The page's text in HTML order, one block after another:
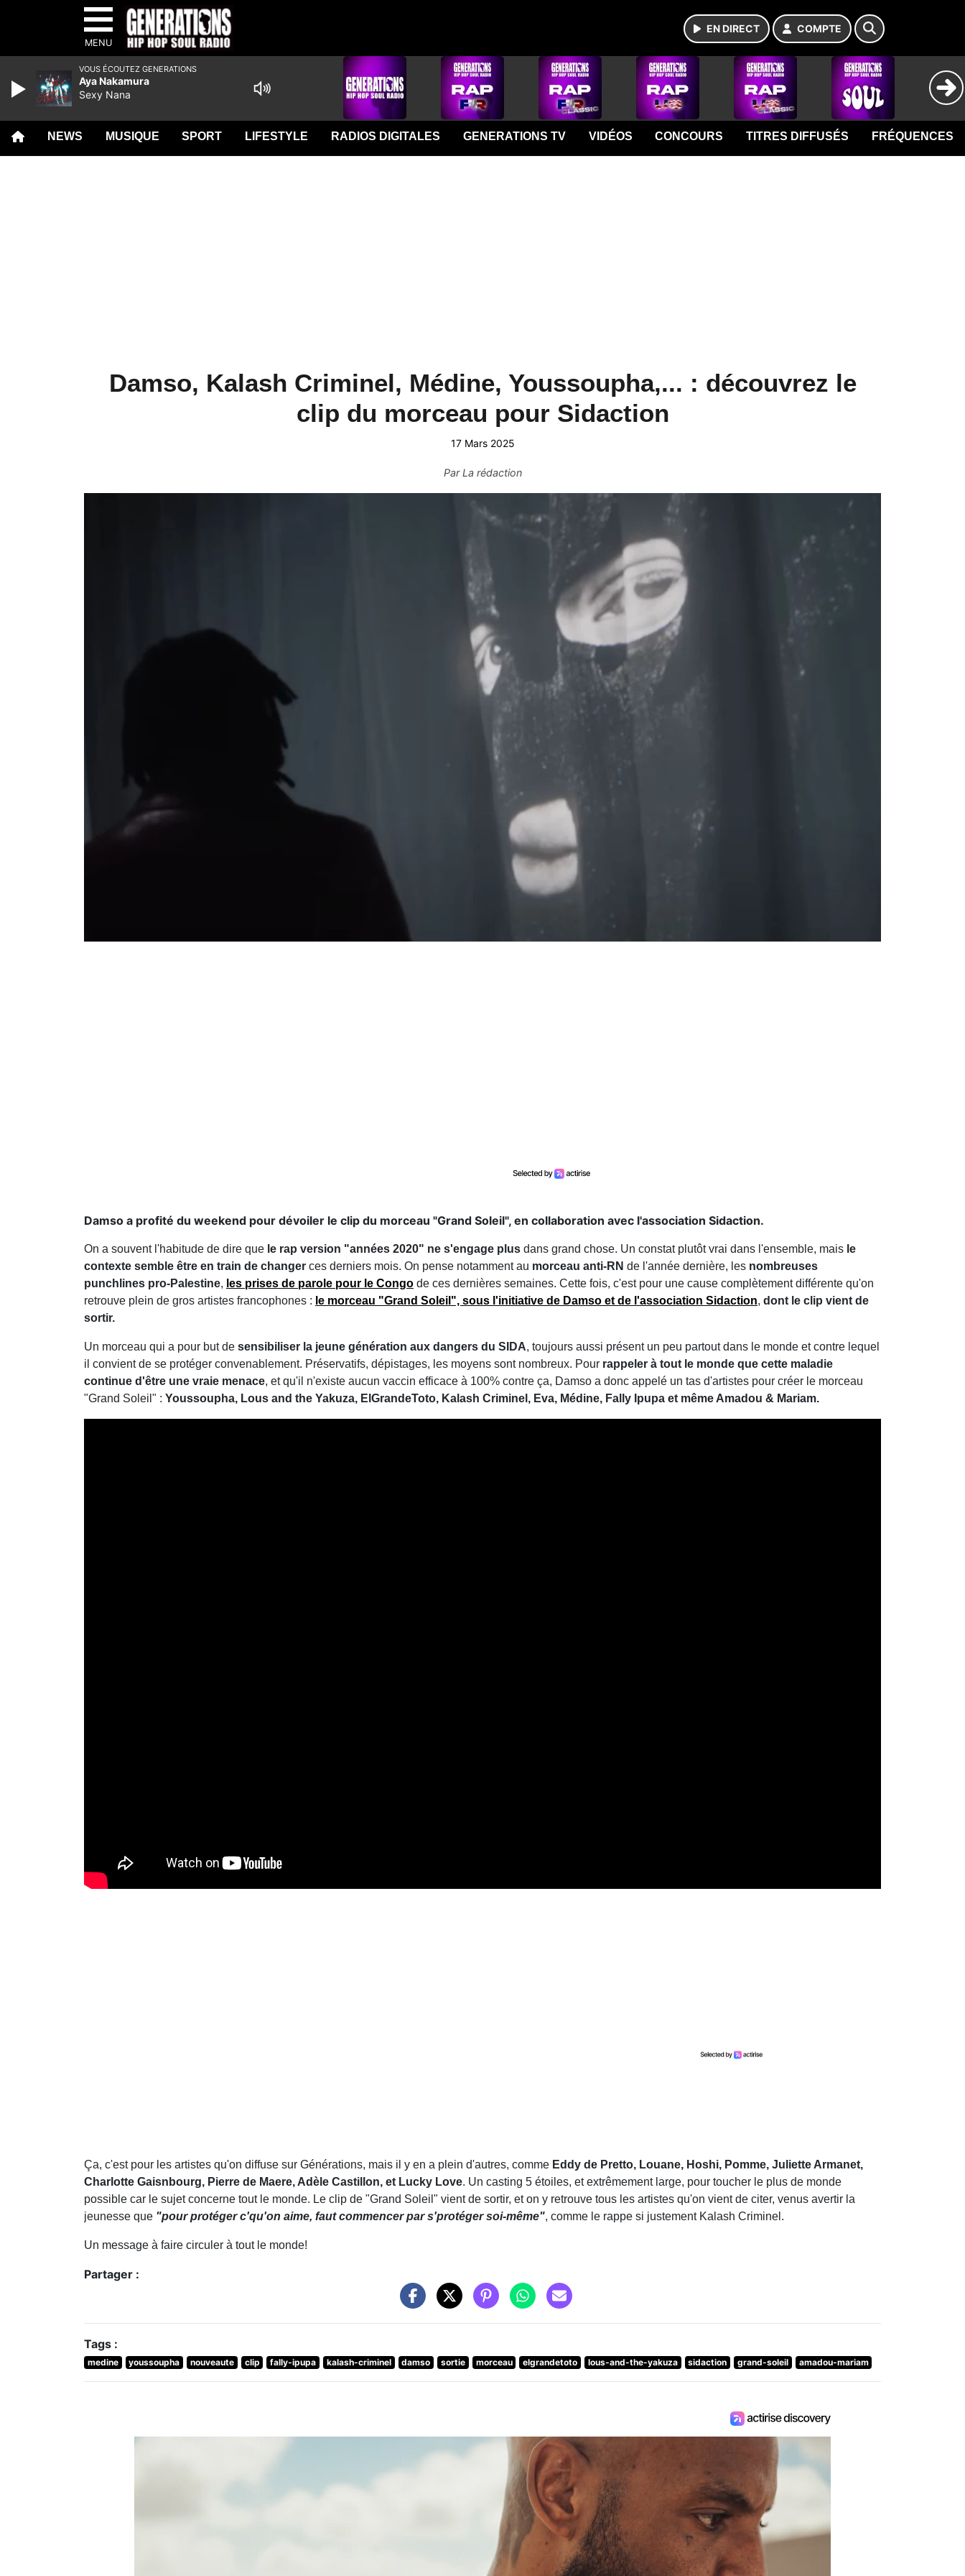
MENU
EN DIRECT COMPTE
NEWS MUSIQUE SPORT LIFESTYLE RADIOS DIGITALES GENERATIONS TV VIDÉOS CONCOURS TITRES DIFFUSÉS FRÉQUENCES
Damso, Kalash Criminel, Médine, Youssoupha,... : découvrez le
clip du morceau pour Sidaction
17 Mars 2025
ParLa rédaction
Damso a profité du weekend pour dévoiler le clip du morceau "Grand Soleil", en collaboration avec l'association Sidaction.
On a souvent l'habitude de dire que le rap version "années 2020" ne s'engage plus dans grand chose. Un constat plutôt vrai dans l'ensemble, mais le
contexte semble être en train de changer ces derniers mois. On pense notamment au morceau anti-RN de l'année dernière, les nombreuses
punchlines pro-Palestine, les prises de parole pour le Congo de ces dernières semaines. Cette fois, c'est pour une cause complètement différente qu'on
retrouve plein de gros artistes francophones : le morceau "Grand Soleil", sous l'initiative de Damso et de l'association Sidaction, dont le clip vient de
sortir.
Un morceau qui a pour but de sensibiliser la jeune génération aux dangers du SIDA, toujours aussi présent un peu partout dans le monde et contre lequel
il convient de se protéger convenablement. Préservatifs, dépistages, les moyens sont nombreux. Pour rappeler à tout le monde que cette maladie
continue d'être une vraie menace, et qu'il n'existe aucun vaccin efficace à 100% contre ça, Damso a donc appelé un tas d'artistes pour créer le morceau
"Grand Soleil" : Youssoupha, Lous and the Yakuza, ElGrandeToto, Kalash Criminel, Eva, Médine, Fally Ipupa et même Amadou & Mariam.
Ça, c'est pour les artistes qu'on diffuse sur Générations, mais il y en a plein d'autres, comme Eddy de Pretto, Louane, Hoshi, Pomme, Juliette Armanet,
Charlotte Gaisnbourg, Pierre de Maere, Adèle Castillon, et Lucky Love. Un casting 5 étoiles, et extrêmement large, pour toucher le plus de monde
possible car le sujet concerne tout le monde. Le clip de "Grand Soleil" vient de sortir, et on y retrouve tous les artistes qu'on vient de citer, venus avertir la
jeunesse que "pour protéger c'qu'on aime, faut commencer par s'protéger soi-même", comme le rappe si justement Kalash Criminel.
Un message à faire circuler à tout le monde!
Partager :
Tags :
medine youssoupha nouveaute clip fally-ipupa kalash-criminel damso sortie morceau elgrandetoto lous-and-the-yakuza sidaction grand-soleil amadou-mariam
VOUS ÉCOUTEZ GENERATIONS
Aya Nakamura
Sexy Nana